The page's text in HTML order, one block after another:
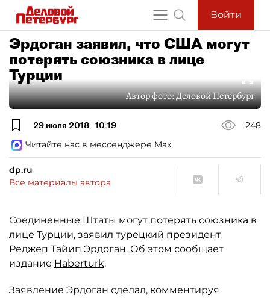
Войти
Эрдоган заявил, что США могут
потерять союзника в лице
Турции
Автор фото:Деловой Петербург
29 июля 2018 10:19
248
Читайте нас в мессенджере Max
dp.ru
Все материалы автора
Соединенные Штаты могут потерять союзника в
лице Турции, заявил турецкий президент
Реджеп Тайип Эрдоган. Об этом сообщает
издание Haberturk.
Заявление Эрдоган сделал, комментируя